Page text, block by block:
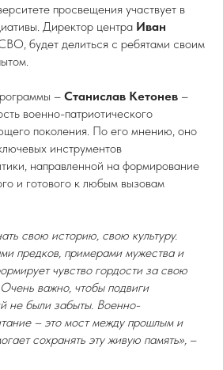
просвещения участвует в
Директор центра Иван
будет делиться с ребятами своим
– Станислав Кетонев –
военно-патриотического
поколения. По его мнению, оно
инструментов
направленной на формирование
и готового к любым вызовам
свою историю, свою культуру.
предков, примерами мужества и
чувство гордости за свою
важно, чтобы подвиги
не были забыты. Военно-
– это мост между прошлым и
сохранять эту живую память», –